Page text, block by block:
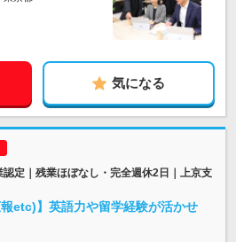
気になる
定｜残業ほぼなし・完全週休2日｜上京支
報etc)】英語力や留学経験が活かせ